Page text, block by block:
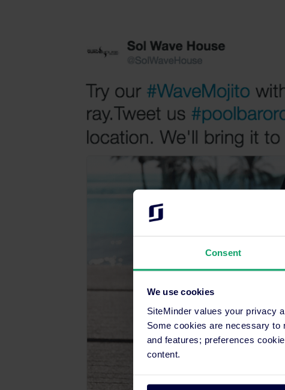
Consent
We use cookies
SiteMinder values your privacy
Some cookies are necessary
and features; preferences
content.